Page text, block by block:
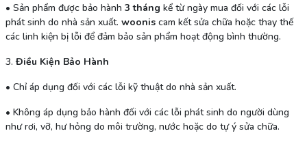
• Sản phẩm được bảo hành 3 tháng kể từ ngày mua đối với các lỗi
phát sinh do nhà sản xuất. wooniscam kết sửa chữa hoặc thay thế
các linh kiện bị lỗi để đảm bảo sản phẩm hoạt động bình thường.
3. Điều Kiện Bảo Hành
• Chỉ áp dụng đối với các lỗi kỹ thuật do nhà sản xuất.
• Không áp dụng bảo hành đối với các lỗi phát sinh do người dùng
như rơi, vỡ, hư hỏng do môi trường, nước hoặc do tự ý sửa chữa.